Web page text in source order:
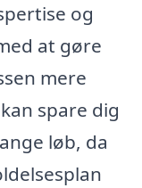
og
at gøre
mere
spare dig
løb, da